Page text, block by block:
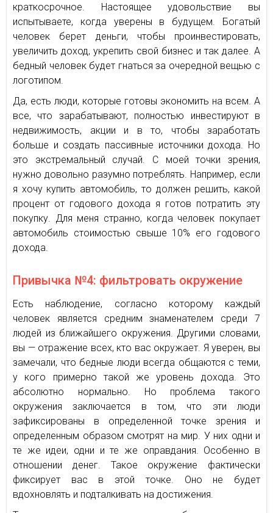
краткосрочное. Настоящее удовольствие вы
испытываете, когда уверены в будущем. Богатый
человек берет деньги, чтобы проинвестировать,
увеличить доход, укрепить свой бизнес и так далее. А
бедный человек будет гнаться за очередной вещью с
логотипом.
Да, есть люди, которые готовы экономить на всем. А
все, что зарабатывают, полностью инвестируют в
недвижимость, акции и в то, чтобы заработать
больше и создать пассивные источники дохода. Но
это экстремальный случай. С моей точки зрения,
нужно довольно разумно потреблять. Например, если
я хочу купить автомобиль, то должен решить, какой
процент от годового дохода я готов потратить эту
покупку. Для меня странно, когда человек покупает
автомобиль стоимостью свыше 10% его годового
дохода.
Привычка №4: фильтровать окружение
Есть наблюдение, согласно которому каждый
человек является средним знаменателем среди 7
людей из ближайшего окружения. Другими словами,
вы — отражение всех, кто вас окружает. Я уверен, вы
замечали, что бедные люди всегда общаются с теми,
у кого примерно такой же уровень дохода. Это
абсолютно нормально. Но проблема такого
окружения заключается в том, что эти люди
зафиксированы в определенной точке зрения и
определенным образом смотрят на мир. У них одни и
те же идеи, одни и те же оправдания. Особенно в
отношении денег. Такое окружение фактически
фиксирует вас в этой точке. Оно не будет
вдохновлять и подталкивать на достижения.